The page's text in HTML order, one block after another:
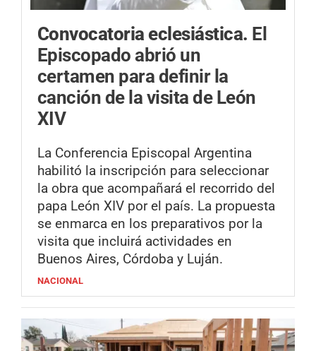
Convocatoria eclesiástica. El
Episcopado abrió un
certamen para definir la
canción de la visita de León
XIV
La Conferencia Episcopal Argentina
habilitó la inscripción para seleccionar
la obra que acompañará el recorrido del
papa León XIV por el país. La propuesta
se enmarca en los preparativos por la
visita que incluirá actividades en
Buenos Aires, Córdoba y Luján.
NACIONAL